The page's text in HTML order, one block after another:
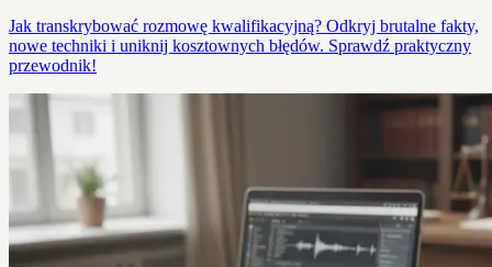
Jak transkrybować rozmowę kwalifikacyjną? Odkryj brutalne fakty,
nowe techniki i uniknij kosztownych błędów. Sprawdź praktyczny
przewodnik!